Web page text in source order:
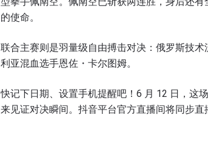
的使命。
联合主赛则是羽量级自由搏击对决：俄罗斯技
利亚混血选手恩佐・卡尔图姆。
快记下日期、设置手机提醒吧！6 月 12 日，这
来见证对决瞬间。抖音平台官方直播间将同步直